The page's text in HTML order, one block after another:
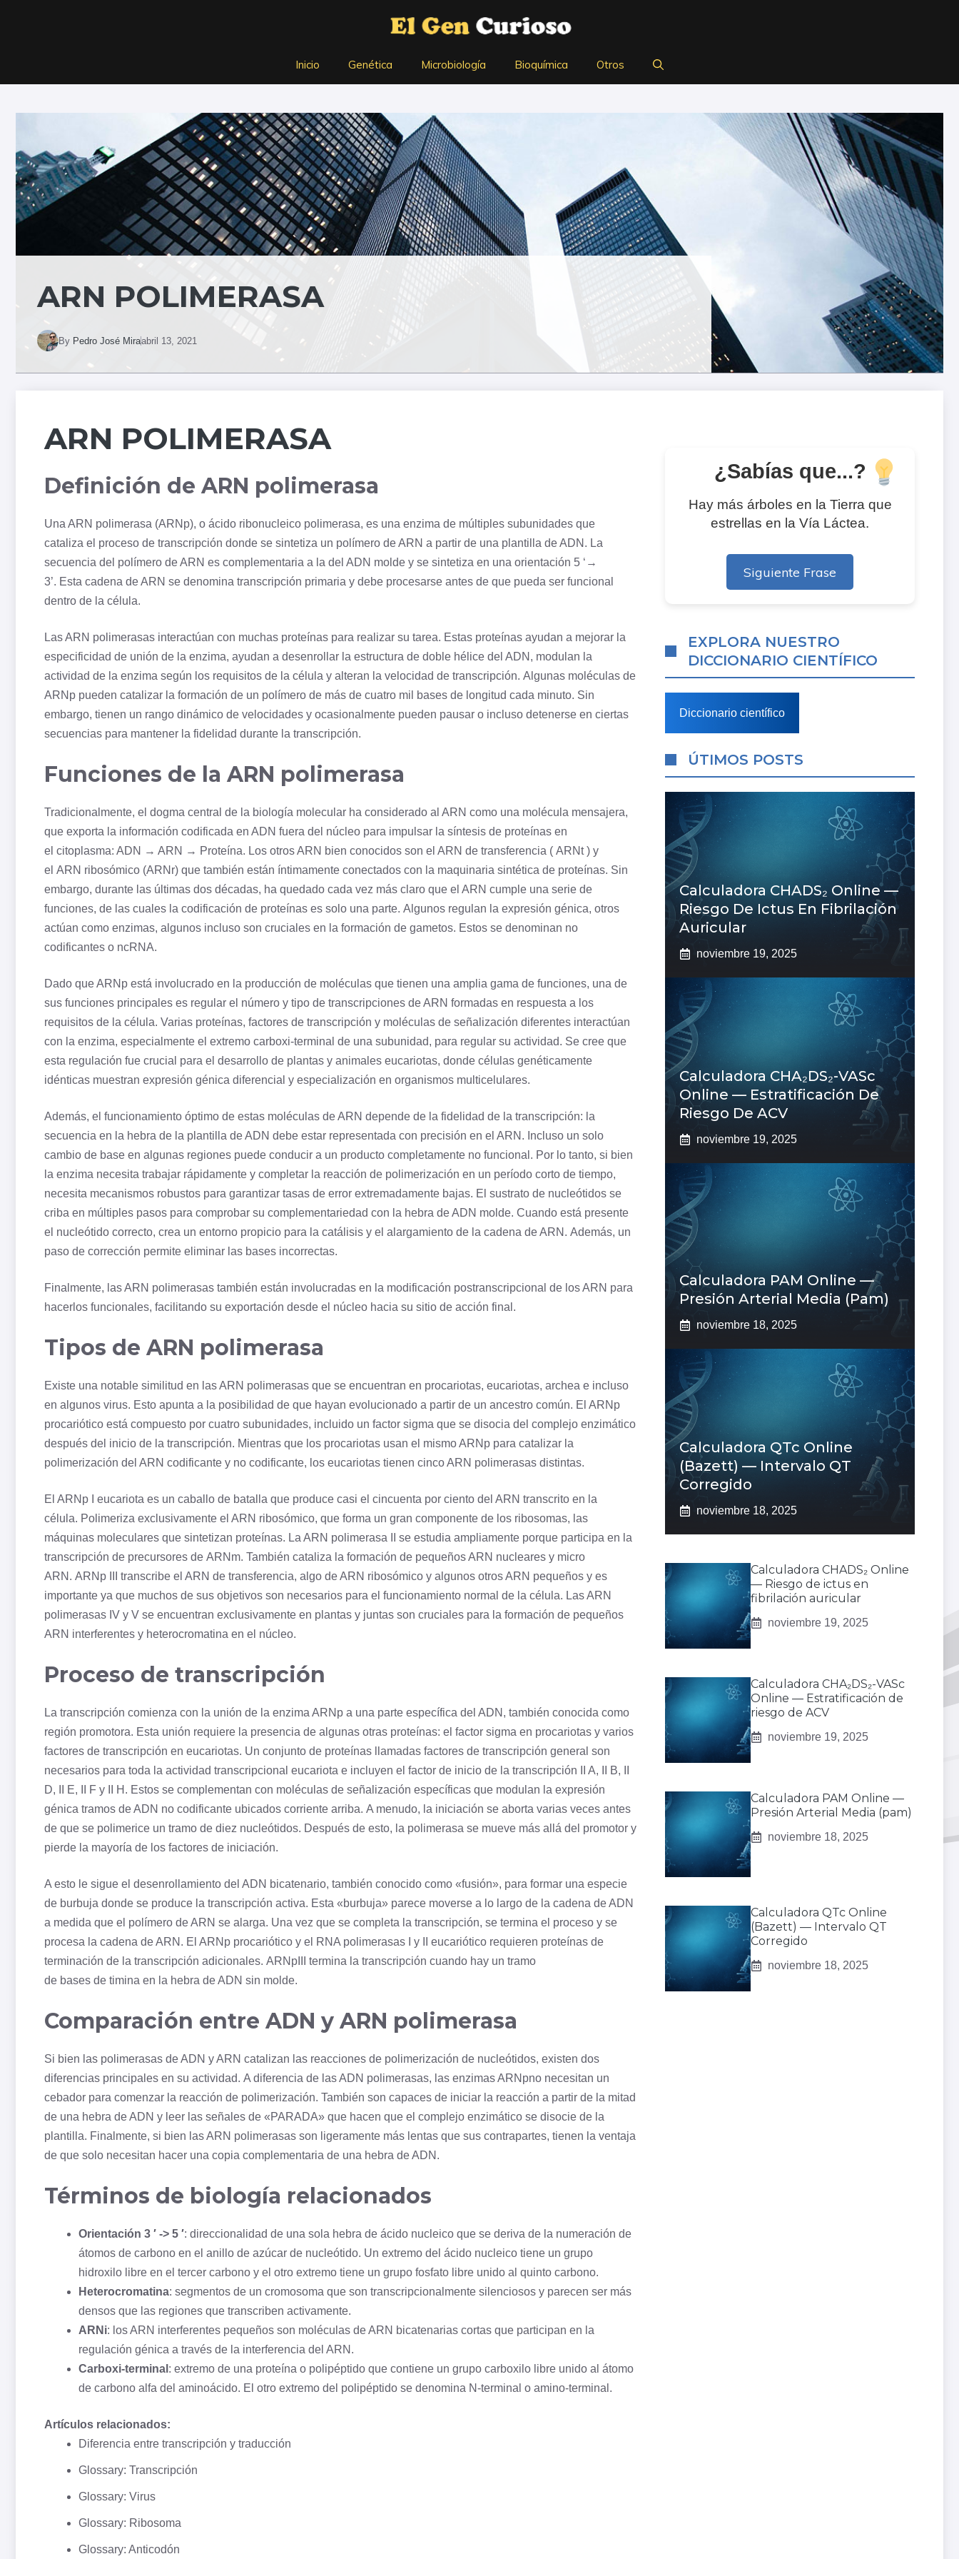
Inicio Genética Microbiología Bioquímica Otros
ARN POLIMERASA
By Pedro José Miraabril 13, 2021
ARN POLIMERASA
Definición de ARN polimerasa
Una ARN polimerasa (ARNp), o ácido ribonucleico polimerasa, es una enzima de múltiples subunidades que
cataliza el proceso de transcripción donde se sintetiza un polímero de ARN a partir de una plantilla deADN . La
secuencia del polímero de ARN es complementaria a la del ADN molde y se sintetiza en una orientación 5 ‘→
3’. Esta cadena de ARN se denomina transcripción primaria y debe procesarse antes de que pueda ser funcional
dentro de la célula.
Las ARN polimerasas interactúan con muchas proteínas para realizar su tarea. Estas proteínas ayudan a mejorar la
especificidad de unión de la enzima, ayudan a desenrollar la estructura de doble hélice del ADN, modulan la
actividad de la enzima según los requisitos de la célula y alteran la velocidad de transcripción. Algunas moléculas de
ARNp pueden catalizar la formación de un polímero de más de cuatro mil bases de longitud cada minuto. Sin
embargo, tienen un rango dinámico de velocidades y ocasionalmente pueden pausar o incluso detenerse en ciertas
secuencias para mantener la fidelidad durante la transcripción.
Funciones de la ARN polimerasa
Tradicionalmente, el dogma central de la biología molecular ha considerado al ARN como una molécula mensajera,
que exporta la información codificada en ADN fuera del núcleo para impulsar la síntesis de proteínas en
el citoplasma: ADN → ARN → Proteína. Los otros ARN bien conocidos son el ARN de transferencia ( ARNt) y
el ARN ribosómico (ARNr) que también están íntimamente conectados con la maquinaria sintética de proteínas. Sin
embargo, durante las últimas dos décadas, ha quedado cada vez más claro que el ARN cumple una serie de
funciones, de las cuales la codificación de proteínas es solo una parte. Algunos regulan la expresión génica, otros
actúan como enzimas, algunos incluso son cruciales en la formación de gametos. Estos se denominan no
codificantes o ncRNA.
Dado que ARNp está involucrado en la producción de moléculas que tienen una amplia gama de funciones, una de
sus funciones principales es regular el número y tipo de transcripciones de ARN formadas en respuesta a los
requisitos de la célula. Varias proteínas, factores de transcripción y moléculas de señalización diferentes interactúan
con la enzima, especialmente el extremo carboxi-terminal de una subunidad, para regular su actividad. Se cree que
esta regulación fue crucial para el desarrollo de plantas y animales eucariotas, donde células genéticamente
idénticas muestran expresión génica diferencial y especialización en organismos multicelulares.
Además, el funcionamiento óptimo de estas moléculas de ARN depende de la fidelidad de la transcripción: la
secuencia en la hebra de la plantilla de ADN debe estar representada con precisión en el ARN. Incluso un solo
cambio de base en algunas regiones puede conducir a un producto completamente no funcional. Por lo tanto, si bien
la enzima necesita trabajar rápidamente y completar la reacción de polimerización en un período corto de tiempo,
necesita mecanismos robustos para garantizar tasas de error extremadamente bajas. El sustrato de nucleótidos se
criba en múltiples pasos para comprobar su complementariedad con la hebra de ADN molde. Cuando está presente
el nucleótido correcto, crea un entorno propicio para la catálisis y el alargamiento de la cadena de ARN. Además, un
paso de corrección permite eliminar las bases incorrectas.
Finalmente, las ARN polimerasas también están involucradas en la modificación postranscripcional de los ARN para
hacerlos funcionales, facilitando su exportación desde el núcleo hacia su sitio de acción final.
Tipos de ARN polimerasa
Existe una notable similitud en las ARN polimerasas que se encuentran en procariotas, eucariotas, archea e incluso
en algunos virus. Esto apunta a la posibilidad de que hayan evolucionado a partir de un ancestro común. El ARNp
procariótico está compuesto por cuatro subunidades, incluido un factor sigma que se disocia del complejo enzimático
después del inicio de la transcripción. Mientras que los procariotas usan el mismo ARNp para catalizar la
polimerización del ARN codificante y no codificante, los eucariotas tienen cinco ARN polimerasas distintas.
El ARNp I eucariota es un caballo de batalla que produce casi el cincuenta por ciento del ARN transcrito en la
célula. Polimeriza exclusivamente el ARN ribosómico, que forma un gran componente de los ribosomas, las
máquinas moleculares que sintetizan proteínas. La ARN polimerasa II se estudia ampliamente porque participa en la
transcripción de precursores de ARNm. También cataliza la formación de pequeños ARN nucleares y micro
ARN. ARNp III transcribe el ARN de transferencia, algo de ARN ribosómico y algunos otros ARN pequeños y es
importante ya que muchos de sus objetivos son necesarios para el funcionamiento normal de la célula. Las ARN
polimerasas IV y V se encuentran exclusivamente en plantas y juntas son cruciales para la formación de pequeños
ARN interferentes y heterocromatina en el núcleo.
Proceso de transcripción
La transcripción comienza con la unión de la enzima ARNp a una parte específica del ADN, también conocida como
región promotora. Esta unión requiere la presencia de algunas otras proteínas: el factor sigma en procariotas y varios
factores de transcripción en eucariotas. Un conjunto de proteínas llamadas factores de transcripción general son
necesarios para toda la actividad transcripcional eucariota e incluyen el factor de inicio de la transcripción II A, II B, II
D, II E, II F y II H. Estos se complementan con moléculas de señalización específicas que modulan la expresión
génica tramos de ADN no codificante ubicados corriente arriba. A menudo, la iniciación se aborta varias veces antes
de que se polimerice un tramo de diez nucleótidos. Después de esto, la polimerasa se mueve más allá del promotor y
pierde la mayoría de los factores de iniciación.
A esto le sigue el desenrollamiento del ADN bicatenario, también conocido como «fusión», para formar una especie
de burbuja donde se produce la transcripción activa. Esta «burbuja» parece moverse a lo largo de la cadena de ADN
a medida que el polímero de ARN se alarga. Una vez que se completa la transcripción, se termina el proceso y se
procesa la cadena de ARN. El ARNp procariótico y el RNA polimerasas I y II eucariótico requieren proteínas de
terminación de la transcripción adicionales. ARNpIII termina la transcripción cuando hay un tramo
de bases de timina en la hebra de ADN sin molde.
Comparación entre ADN y ARN polimerasa
Si bien las polimerasas de ADN y ARN catalizan las reacciones de polimerización de nucleótidos, existen dos
diferencias principales en su actividad. A diferencia de las ADN polimerasas, las enzimas ARNpno necesitan un
cebador para comenzar la reacción de polimerización. También son capaces de iniciar la reacción a partir de la mitad
de una hebra de ADN y leer las señales de «PARADA» que hacen que el complejo enzimático se disocie de la
plantilla. Finalmente, si bien las ARN polimerasas son ligeramente más lentas que sus contrapartes, tienen la ventaja
de que solo necesitan hacer una copia complementaria de una hebra de ADN.
Términos de biología relacionados
Orientación 3 ′ -> 5 ′: direccionalidad de una sola hebra de ácido nucleico que se deriva de la numeración de
átomos de carbono en el anillo de azúcar de nucleótido. Un extremo del ácido nucleico tiene un grupo
hidroxilo libre en el tercer carbono y el otro extremo tiene un grupo fosfato libre unido al quinto carbono.
Heterocromatina: segmentos de un cromosoma que son transcripcionalmente silenciosos y parecen ser más
densos que las regiones que transcriben activamente.
ARNi: los ARN interferentes pequeños son moléculas de ARN bicatenarias cortas que participan en la
regulación génica a través de la interferencia del ARN.
Carboxi-terminal : extremo de una proteína o polipéptido que contiene un grupo carboxilo libre unido al átomo
de carbono alfa del aminoácido. El otro extremo del polipéptido se denomina N-terminal o amino-terminal.
Artículos relacionados:
Diferencia entre transcripción y traducción
Glossary: Transcripción
Glossary: Virus
Glossary: Ribosoma
Glossary: Anticodón
¿Sabías que...?
Hay más árboles en la Tierra que
estrellas en la Vía Láctea.
Siguiente Frase
EXPLORA NUESTRO
DICCIONARIO CIENTÍFICO
Diccionario científico
ÚTIMOS POSTS
Calculadora CHADS₂ Online —
Riesgo De Ictus En Fibrilación
Auricular
noviembre 19, 2025
Calculadora CHA₂DS₂-VASc
Online — Estratificación De
Riesgo De ACV
noviembre 19, 2025
Calculadora PAM Online —
Presión Arterial Media (pam)
noviembre 18, 2025
Calculadora QTc Online
(Bazett) — Intervalo QT
Corregido
noviembre 18, 2025
Calculadora CHADS₂ Online
— Riesgo de ictus en
fibrilación auricular
noviembre 19, 2025
Calculadora CHA₂DS₂-VASc
Online — Estratificación de
riesgo de ACV
noviembre 19, 2025
Calculadora PAM Online —
Presión Arterial Media (pam)
noviembre 18, 2025
Calculadora QTc Online
(Bazett) — Intervalo QT
Corregido
noviembre 18, 2025